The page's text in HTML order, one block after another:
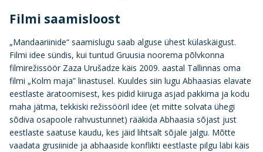
Filmi saamisloost
„Mandaariinide“ saamislugu saab alguse ühest külaskäigust.
Filmi idee sündis, kui tuntud Gruusia noorema põlvkonna
filmirežissöör Zaza Urušadze käis 2009. aastal Tallinnas oma
filmi „Kolm maja” linastusel. Kuuldes siin lugu Abhaasias elavate
eestlaste äratoomisest, kes pidid kiiruga asjad pakkima ja kodu
maha jätma, tekkiski režissööril idee (et mitte solvata ühegi
sõdiva osapoole rahvustunnet) rääkida Abhaasia sõjast just
eestlaste saatuse kaudu, kes jäid lihtsalt sõjale jalgu. Mõtte
vaadata grusiinide ja abhaaside konflikti eestlaste pilgu läbi käis